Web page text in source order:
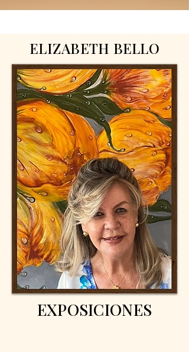
ELIZABETH BELLO
EXPOSICIONES